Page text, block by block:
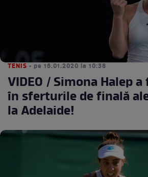
TENIS • pe 16.01.2020 la 10:38
VIDEO / Simona Halep
în sferturile de finală
la Adelaide!